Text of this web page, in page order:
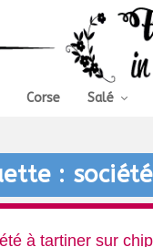
Corse Salé
: